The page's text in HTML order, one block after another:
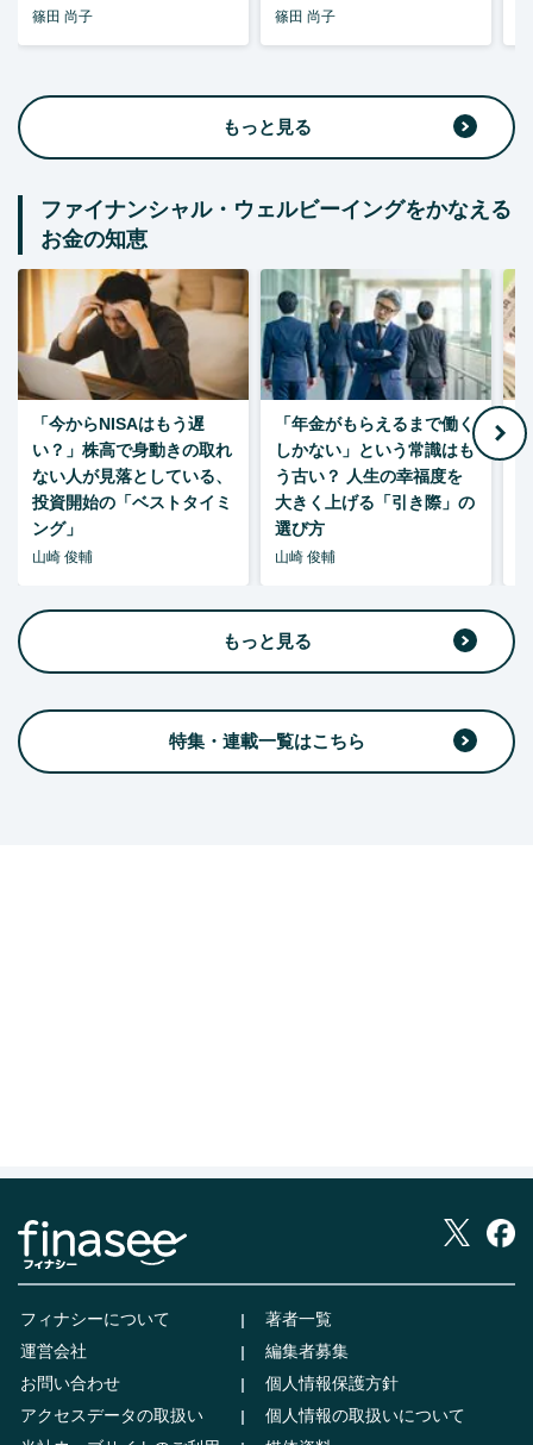
篠田 尚子 篠田 尚子
もっと見る
ファイナンシャル・ウェルビーイングをかなえる
お金の知恵
「今からNISAはもう遅
い？」株高で身動きの取れ
ない人が見落としている、
投資開始の「ベストタイミ
ング」
山崎 俊輔
「年金がもらえるまで働く
しかない」という常識はも
う古い？ 人生の幸福度を
大きく上げる「引き際」の
選び方
山崎 俊輔
もっと見る
特集・連載一覧はこちら
フィナシーについて
著者一覧
運営会社
編集者募集
お問い合わせ
個人情報保護方針
アクセスデータの取扱い
個人情報の取扱いについて